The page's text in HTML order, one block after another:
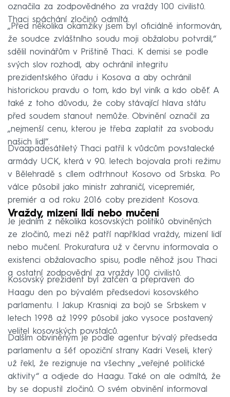
označila za zodpovědného za vraždy 100 civilistů.
Thaci spáchání zločinů odmítá.
„Před několika okamžiky jsem byl oficiálně informován,
že soudce zvláštního soudu moji obžalobu potvrdil,“
sdělil novinářům v Prištině Thaci. K demisi se podle
svých slov rozhodl, aby ochránil integritu
prezidentského úřadu i Kosova a aby ochránil
historickou pravdu o tom, kdo byl viník a kdo oběť. A
také z toho důvodu, že coby stávající hlava státu
před soudem stanout nemůže. Obvinění označil za
„nejmenší cenu, kterou je třeba zaplatit za svobodu
našich lidí“.
Dvaapadesátiletý Thaci patřil k vůdcům povstalecké
armády UCK, která v 90. letech bojovala proti režimu
v Bělehradě s cílem odtrhnout Kosovo od Srbska. Po
válce působil jako ministr zahraničí, vicepremiér,
premiér a od roku 2016 coby prezident Kosova.
Vraždy, mizení lidí nebo mučení
Je jedním z několika kosovských politiků obviněných
ze zločinů, mezi něž patří například vraždy, mizení lidí
nebo mučení. Prokuratura už v červnu informovala o
existenci obžalovacího spisu, podle něhož jsou Thaci
a ostatní zodpovědní za vraždy 100 civilistů.
Kosovský prezident byl zatčen a přepraven do
Haagu den po bývalém předsedovi kosovského
parlamentu. I Jakup Krasniqi za bojů se Srbskem v
letech 1998 až 1999 působil jako vysoce postavený
velitel kosovských povstalců.
Dalším obviněným je podle agentur bývalý předseda
parlamentu a šéf opoziční strany Kadri Veseli, který
už řekl, že rezignuje na všechny „veřejné politické
aktivity“ a odjede do Haagu. Také on ale odmítá, že
by se dopustil zločinů. O svém obvinění informoval